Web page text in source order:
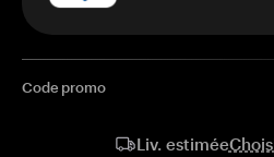
Code promo
Liv. estimée